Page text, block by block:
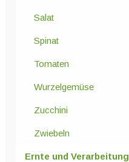
Salat
Spinat
Tomaten
Wurzelgemüse
Zucchini
Zwiebeln
Ernte und Verarbeitung